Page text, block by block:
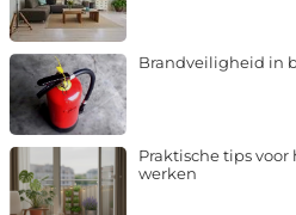
Brandveiligheid in
Praktische tips
werken